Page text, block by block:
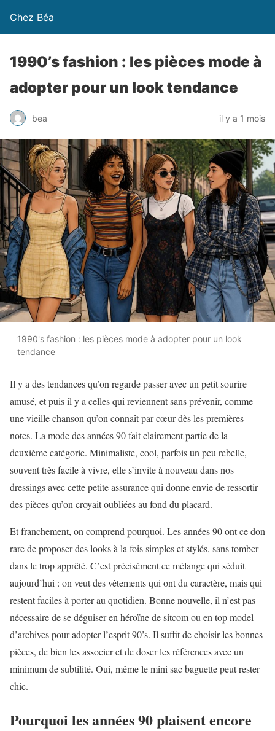
Chez Béa
1990’s fashion : les pièces mode à
adopter pour un look tendance
bea il y a 1 mois
1990's fashion : les pièces mode à adopter pour un look
tendance
Il y a des tendances qu’on regarde passer avec un petit sourire
amusé, et puis il y a celles qui reviennent sans prévenir, comme
une vieille chanson qu’on connaît par cœur dès les premières
notes. La mode des années 90 fait clairement partie de la
deuxième catégorie. Minimaliste, cool, parfois un peu rebelle,
souvent très facile à vivre, elle s’invite à nouveau dans nos
dressings avec cette petite assurance qui donne envie de ressortir
des pièces qu’on croyait oubliées au fond du placard.
Et franchement, on comprend pourquoi. Les années 90 ont ce don
rare de proposer des looks à la fois simples et stylés, sans tomber
dans le trop apprêté. C’est précisément ce mélange qui séduit
aujourd’hui : on veut des vêtements qui ont du caractère, mais qui
restent faciles à porter au quotidien. Bonne nouvelle, il n’est pas
nécessaire de se déguiser en héroïne de sitcom ou en top model
d’archives pour adopter l’esprit 90’s. Il suffit de choisir les bonnes
pièces, de bien les associer et de doser les références avec un
minimum de subtilité. Oui, même le mini sac baguette peut rester
chic.
Pourquoi les années 90 plaisent encore